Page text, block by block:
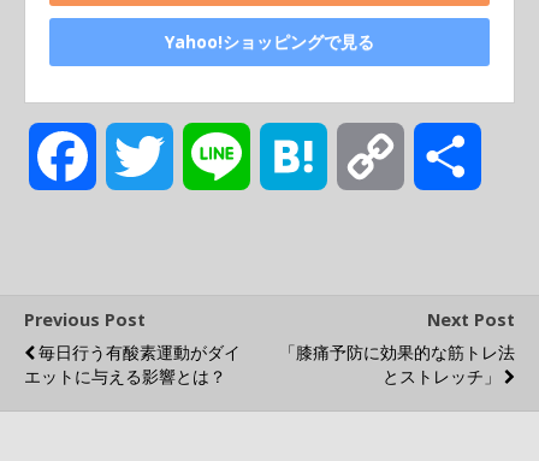
Yahoo!ショッピングで見る
e t e y
Previous Post
毎日行う有酸素運動がダイ
エットに与える影響とは？
Next Post
「膝痛予防に効果的な筋トレ法
とストレッチ」